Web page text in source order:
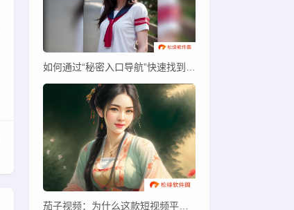
如何通过“秘密入口导航”快速找到隐藏资源？探索有效使用技巧与安全性保障